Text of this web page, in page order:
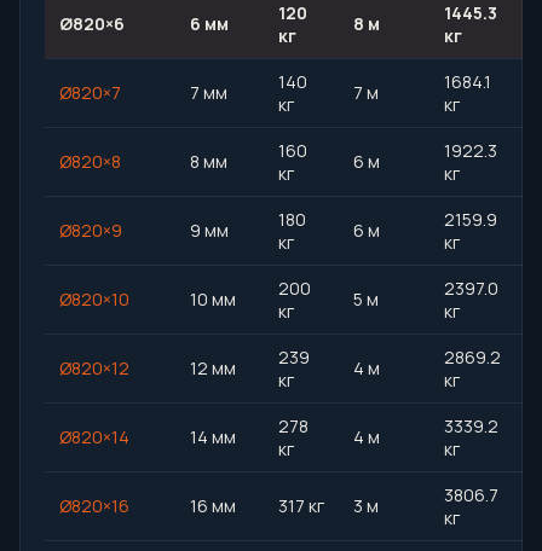
Ø820×6 6 мм
120
кг
8 м
1445.3
кг
Ø820×7 7 мм
140
кг
7 м
1684.1
кг
Ø820×8 8 мм
160
кг
6 м
1922.3
кг
Ø820×9 9 мм
180
кг
6 м
2159.9
кг
Ø820×10 10 мм
200
кг
5 м
2397.0
кг
Ø820×12 12 мм
239
кг
4 м
2869.2
кг
Ø820×14 14 мм
278
кг
4 м
3339.2
кг
Ø820×16 16 мм 317 кг 3 м
3806.7
кг